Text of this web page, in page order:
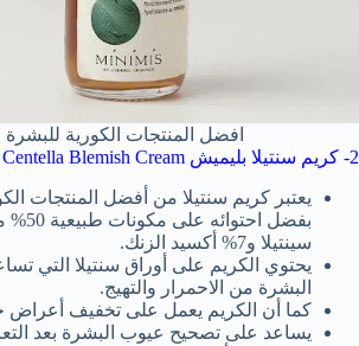
افضل المنتجات الكورية للبشرة
2- كريم سنتيلا بليميش Centella Blemish Cream
يعتبر كريم سنتيلا من أفضل المنتجات
بفضل
سينتيلا و7% أكسيد الزنك.
يحتوي الكريم على أوراق سنتيلا التي
البشرة من الاحمرار والتهيج.
كما أن الكريم يعمل على تخفيف
يساعد على تصحيح عيوب البشرة بعد